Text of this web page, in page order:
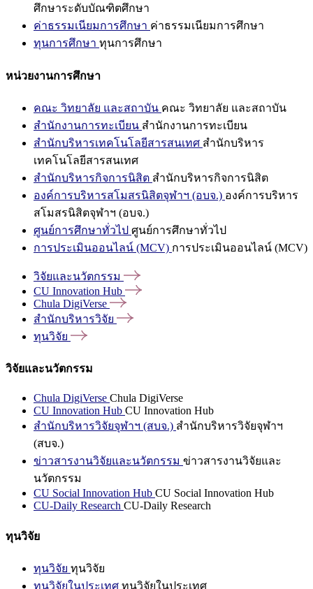
ศึกษาระดับบัณฑิตศึกษา
ค่าธรรมเนียมการศึกษา ค่าธรรมเนียมการศึกษา
ทุนการศึกษา ทุนการศึกษา
หน่วยงานการศึกษา
คณะ วิทยาลัย และสถาบัน คณะ วิทยาลัย และสถาบัน
สำนักงานการทะเบียน สำนักงานการทะเบียน
สำนักบริหารเทคโนโลยีสารสนเทศ สำนักบริหาร
เทคโนโลยีสารสนเทศ
สำนักบริหารกิจการนิสิต สำนักบริหารกิจการนิสิต
องค์การบริหารสโมสรนิสิตจุฬาฯ (อบจ.) องค์การบริหาร
สโมสรนิสิตจุฬาฯ (อบจ.)
ศูนย์การศึกษาทั่วไป ศูนย์การศึกษาทั่วไป
การประเมินออนไลน์ (MCV) การประเมินออนไลน์ (MCV)
วิจัยและนวัตกรรม
CU Innovation Hub
Chula DigiVerse
สำนักบริหารวิจัย
ทุนวิจัย
วิจัยและนวัตกรรม
Chula DigiVerse Chula DigiVerse
CU Innovation Hub CU Innovation Hub
สำนักบริหารวิจัยจุฬาฯ (สบจ.) สำนักบริหารวิจัยจุฬาฯ
(สบจ.)
ข่าวสารงานวิจัยและนวัตกรรม ข่าวสารงานวิจัยและ
นวัตกรรม
CU Social Innovation Hub CU Social Innovation Hub
CU-Daily Research CU-Daily Research
ทุนวิจัย
ทุนวิจัย ทุนวิจัย
ทุนวิจัยในประเทศ ทุนวิจัยในประเทศ